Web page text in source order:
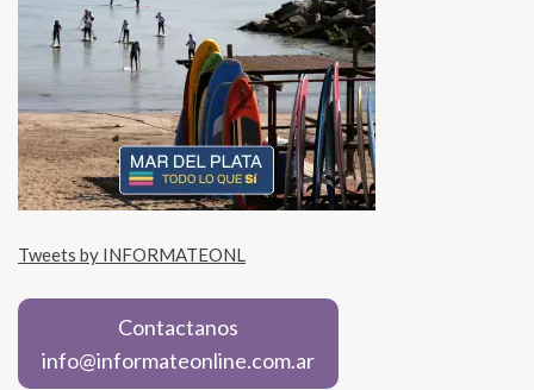
Tweets by INFORMATEONL
Contactanos
info@informateonline.com.ar